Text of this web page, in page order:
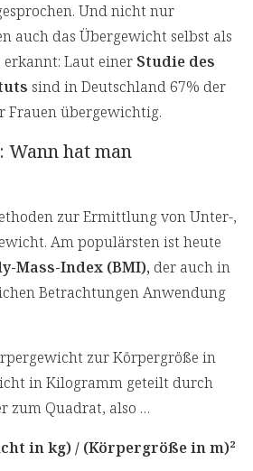
Und nicht nur
auch das Übergewicht selbst als
Laut einer Studie des
sind in Deutschland 67% der
Frauen übergewichtig.
Wann hat man
zur Ermittlung von Unter-,
Am populärsten ist heute
Mass-Index (BMI), der auch in
Betrachtungen Anwendung
zur Körpergröße in
in Kilogramm geteilt durch
zum Quadrat, also …
in kg) / (Körpergröße in m)²